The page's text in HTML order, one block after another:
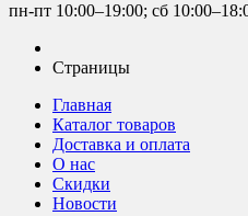
пн-пт 10:00–19:00; сб
Страницы
Главная
Каталог товаров
Доставка и оплата
О нас
Скидки
Новости